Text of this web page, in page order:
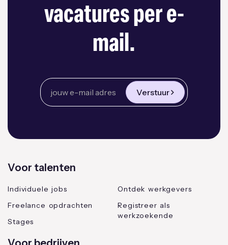
vacatures per e-
mail.
Verstuur
Voor talenten
Individuele jobs
Freelance opdrachten
Stages
Ontdek werkgevers
Registreer als
werkzoekende